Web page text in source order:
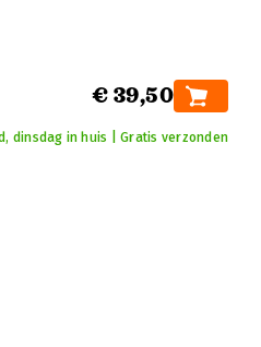
€ 39,50
dinsdag in huis | Gratis verzonden